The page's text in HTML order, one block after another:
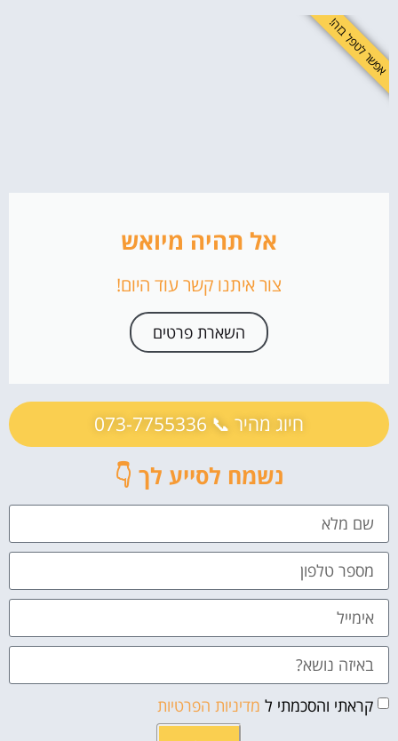
למה גם אתה צריך לדאוג למוניטין שלך
מוניטין = אמון = ערך שוק
טיפים סודיים ובלעדיים לניהול מוניטין מוצלח
אל תהיה מיואש
צור איתנו קשר עוד היום!
השארת פרטים
אפשר לטפל בזה!
חיוג מהיר 📞 073-7755336
נשמח לסייע לך 👇
קראתי והסכמתי ל מדיניות הפרטיות